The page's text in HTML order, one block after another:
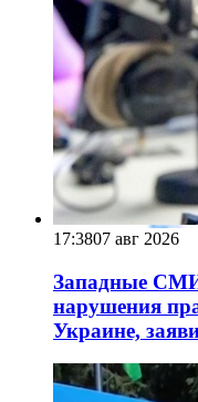
17:3807 авг 2026
Западные
нарушения
Украине,